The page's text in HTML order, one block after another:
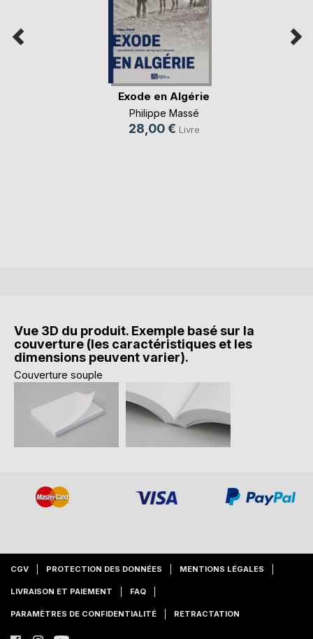
Exode en Algérie
Philippe Massé
28,00 € Livre
Vue 3D du produit. Exemple basé sur la
couverture (les caractéristiques et les
dimensions peuvent varier).
Couverture souple
CGV PROTECTION DES DONNÉES MENTIONS LÉGALES
LIVRAISON ET PAIEMENT FAQ
PARAMÈTRES DE CONFIDENTIALITÉ RETRACTATION